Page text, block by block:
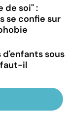
de soi" :
se confie sur
d'enfants sous
il